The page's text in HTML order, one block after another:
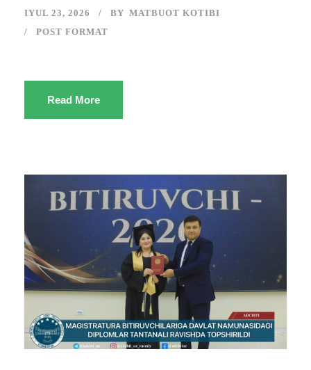
IYUL 23, 2026 BY MATBUOT KOTIBI
POST FORMAT
Read More